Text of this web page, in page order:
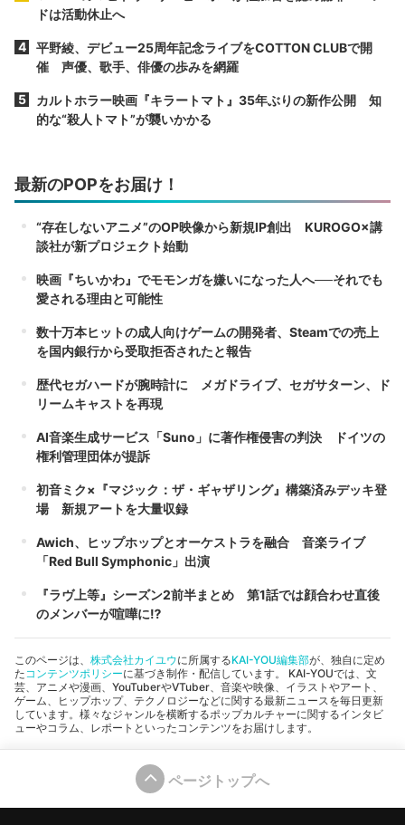
ドは活動休止へ
平野綾、デビュー25周年記念ライブをCOTTON CLUBで開
催 声優、歌手、俳優の歩みを網羅
カルトホラー映画『キラートマト』35年ぶりの新作公開 知
的な“殺人トマト”が襲いかかる
最新のPOPをお届け！
“存在しないアニメ”のOP映像から新規IP創出 KUROGO×講
談社が新プロジェクト始動
映画『ちいかわ』でモモンガを嫌いになった人へ──それでも
愛される理由と可能性
数十万本ヒットの成人向けゲームの開発者、Steamでの売上
を国内銀行から受取拒否されたと報告
歴代セガハードが腕時計に メガドライブ、セガサターン、ド
リームキャストを再現
AI音楽生成サービス「Suno」に著作権侵害の判決 ドイツの
権利管理団体が提訴
初音ミク×『マジック：ザ・ギャザリング』構築済みデッキ登
場 新規アートを大量収録
Awich、ヒップホップとオーケストラを融合 音楽ライブ
「Red Bull Symphonic」出演
『ラヴ上等』シーズン2前半まとめ 第1話では顔合わせ直後
のメンバーが喧嘩に⁉︎
このページは、 株式会社カイユウに所属するKAI-YOU編集部が、独自に定め
た コンテンツポリシーに基づき制作・配信しています。 KAI-YOUでは、文
芸、アニメや漫画、YouTuberやVTuber、音楽や映像、イラストやアート、
ゲーム、ヒップホップ、テクノロジーなどに関する最新ニュースを毎日更新
しています。様々なジャンルを横断するポップカルチャーに関するインタビ
ューやコラム、レポートといったコンテンツをお届けします。
ページトップへ